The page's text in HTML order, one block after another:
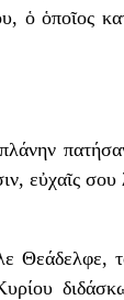
ὁ ὁποῖος
εὐχαῖς
Θεάδελφε,